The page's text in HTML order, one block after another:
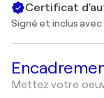
Certificat
Signé et inclus
Mettez votre